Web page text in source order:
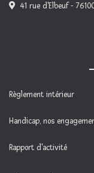
41 rue d'Elbeuf -
Règlement intérieur
Handicap, nos
Rapport d'activité